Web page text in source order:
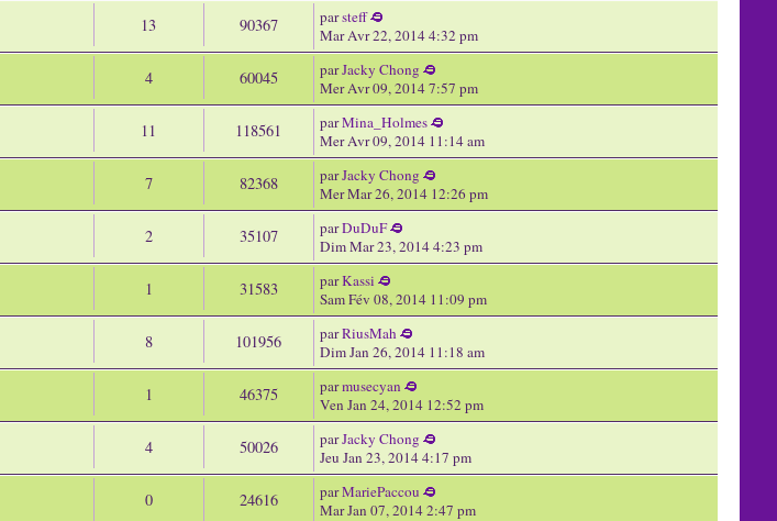
13 90367 parsteff
Mar Avr 22, 2014 4:32 pm
4 60045 parJacky Chong
Mer Avr 09, 2014 7:57 pm
11 118561 parMina_Holmes
Mer Avr 09, 2014 11:14 am
7 82368 parJacky Chong
Mer Mar 26, 2014 12:26 pm
2 35107 parDuDuF
Dim Mar 23, 2014 4:23 pm
1 31583 parKassi
Sam Fév 08, 2014 11:09 pm
8 101956 parRiusMah
Dim Jan 26, 2014 11:18 am
1 46375 parmusecyan
Ven Jan 24, 2014 12:52 pm
4 50026 parJacky Chong
Jeu Jan 23, 2014 4:17 pm
0 24616 parMariePaccou
Mar Jan 07, 2014 2:47 pm